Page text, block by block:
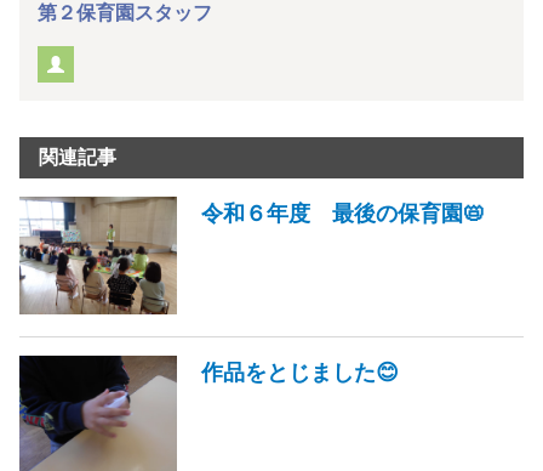
第２保育園スタッフ
関連記事
令和６年度 最後の保育園📛
作品をとじました😊